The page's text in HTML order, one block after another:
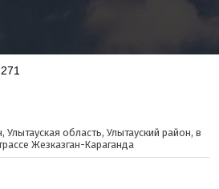
271
Улытауская область, Улытауский район, в
Жезказган-Караганда